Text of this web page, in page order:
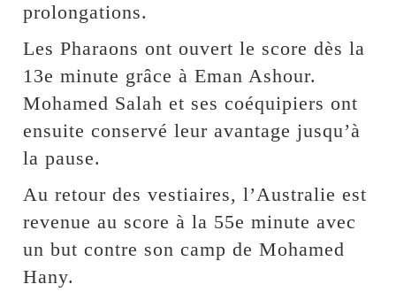
prolongations.
Les Pharaons ont ouvert le score dès la
13e minute grâce à Eman Ashour.
Mohamed Salah et ses coéquipiers ont
ensuite conservé leur avantage jusqu’à
la pause.
Au retour des vestiaires, l’Australie est
revenue au score à la 55e minute avec
un but contre son camp de Mohamed
Hany.